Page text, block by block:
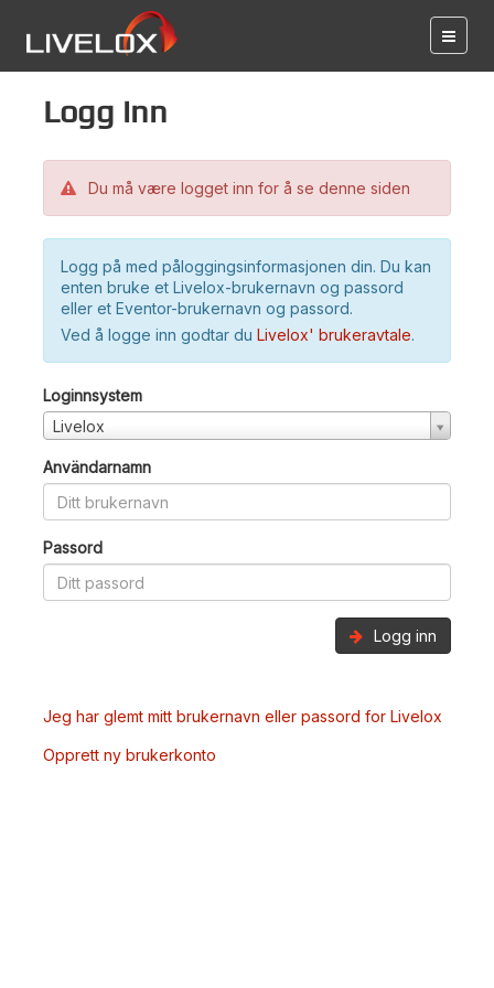
Logg inn
Du må være logget inn for å se denne siden
Logg på med påloggingsinformasjonen din. Du kan
enten bruke et Livelox-brukernavn og passord
eller et Eventor-brukernavn og passord.
Ved å logge inn godtar du Livelox' brukeravtale.
Loginnsystem
Livelox
Användarnamn
Passord
Logg inn
Jeg har glemt mitt brukernavn eller passord for Livelox
Opprett ny brukerkonto